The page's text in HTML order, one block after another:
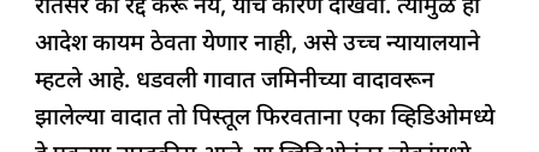
रीतसर का रद्द करू नये, याचे कारण दाखवा. त्यामुळे हा
आदेश कायम ठेवता येणार नाही, असे उच्च न्यायालयाने
म्हटले आहे. धडवली गावात जमिनीच्या वादावरून
झालेल्या वादात तो पिस्तूल फिरवताना एका व्हिडिओमध्ये